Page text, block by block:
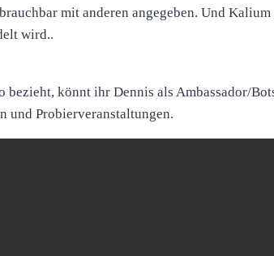
mit anderen angegeben. Und
wird..
bezieht, könnt ihr Dennis als Ambassador/
und Probierveranstaltungen.